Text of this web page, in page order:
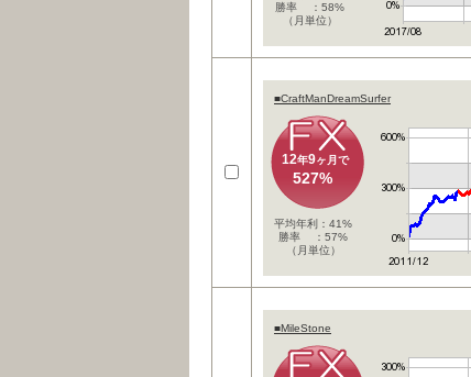
勝率 ：58%
（月単位）
■CraftManDreamSurfer
12年9ヶ月で
527%
平均年利：41%
勝率 ：57%
（月単位）
■MileStone